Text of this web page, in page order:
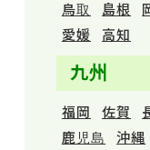
鳥取 島根
愛媛
高知
九州
福岡 佐賀
鹿児島
沖縄